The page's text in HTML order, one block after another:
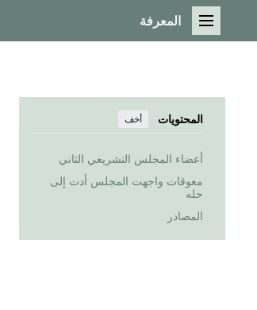
القائمة الرئيسية
المعرفة
المحتويات أخف
أعضاء المجلس التشريعي الثاني
معوقات واجهت المجلس أدت إلى
حله
المصادر